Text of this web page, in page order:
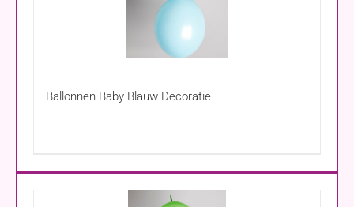
Ballonnen Baby Blauw Decoratie